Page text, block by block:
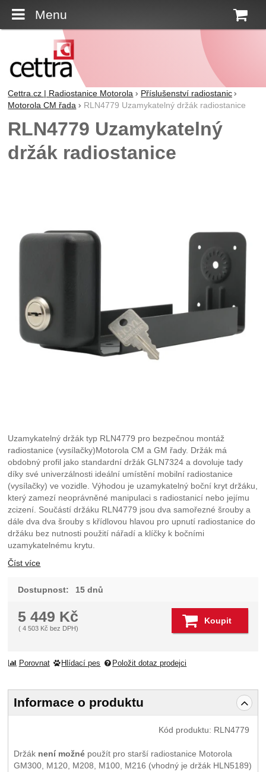
Menu
Cettra.cz | Radiostanice Motorola
Příslušenství radiostanic
Motorola CM řada
RLN4779 Uzamykatelný držák radiostanice
RLN4779 Uzamykatelný
držák radiostanice
Uzamykatelný držák typ RLN4779 pro bezpečnou montáž
radiostanice (vysílačky)Motorola CM a GM řady. Držák má
obdobný profil jako standardní držák GLN7324 a dovoluje tady
díky své univerzálnosti ideální umístění mobilní radiostanice
(vysílačky) ve vozidle. Výhodou je uzamykatelný boční kryt držáku,
který zamezí neoprávněné manipulaci s radiostanicí nebo jejímu
zcizení. Součástí držáku RLN4779 jsou dva samořezné šrouby a
dále dva dva šrouby s křídlovou hlavou pro upnutí radiostanice do
držáku bez nutnosti použití nářadí a klíčky k bočními
uzamykatelnému krytu.
Číst více
Dostupnost: 15 dnů
5 449 Kč
(4 503 Kč bez DPH)
Koupit
Porovnat Hlídací pes Položit dotaz prodejci
Informace o produktu
Kód produktu: RLN4779
Držák není možnépoužít pro starší radiostanice Motorola
GM300, M120, M208, M100, M216 (vhodný je držák HLN5189)